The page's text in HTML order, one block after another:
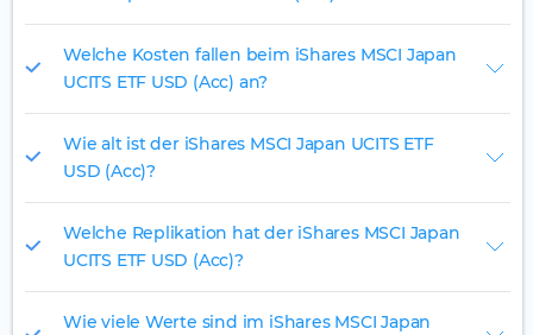
Welche Kosten fallen beim iShares MSCI Japan
UCITS ETF USD (Acc) an?
Wie alt ist der iShares MSCI Japan UCITS ETF
USD (Acc)?
Welche Replikation hat der iShares MSCI Japan
UCITS ETF USD (Acc)?
Wie viele Werte sind im iShares MSCI Japan